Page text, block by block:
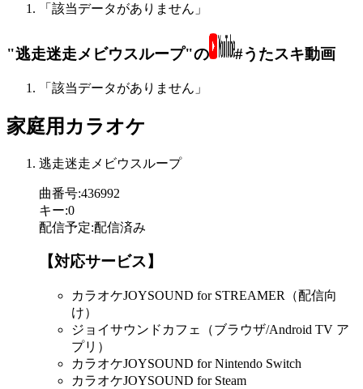
「該当データがありません」
"逃走迷走メビウスループ"の #うたスキ動画
「該当データがありません」
家庭用カラオケ
逃走迷走メビウスループ
曲番号:436992
キー:0
配信予定:配信済み
【対応サービス】
カラオケJOYSOUND for STREAMER（配信向
け）
ジョイサウンドカフェ（ブラウザ/Android TV ア
プリ）
カラオケJOYSOUND for Nintendo Switch
カラオケJOYSOUND for Steam